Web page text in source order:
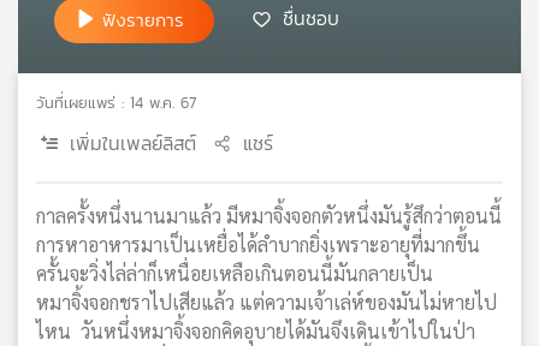
แผนที่
วิทยุ
เครือ
ข่าย
ฟังรายการ ชื่นชอบ
วันที่เผยแพร่ : 14 พ.ค. 67
เพิ่มในเพลย์ลิสต์ แชร์
กาลครั้งหนึ่งนานมาแล้ว มีหมาจิ้งจอกตัวหนึ่งมันรู้สึกว่าตอนนี้
การหาอาหารมาเป็นเหยื่อได้ลำบากยิ่งเพราะอายุที่มากขึ้น
ครั้นจะวิ่งไล่ล่าก็เหนื่อยเหลือเกินตอนนี้มันกลายเป็น
หมาจิ้งจอกชราไปเสียแล้ว แต่ความเจ้าเล่ห์ของมันไม่หายไป
ไหน วันหนึ่งหมาจิ้งจอกคิดอุบายได้มันจึงเดินเข้าไปในป่า